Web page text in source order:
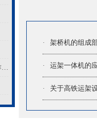
· 关于高铁运架设备的行走速度与工作半径解析
· 架桥机的组成
· 运架一体机的
· 关于高铁运架